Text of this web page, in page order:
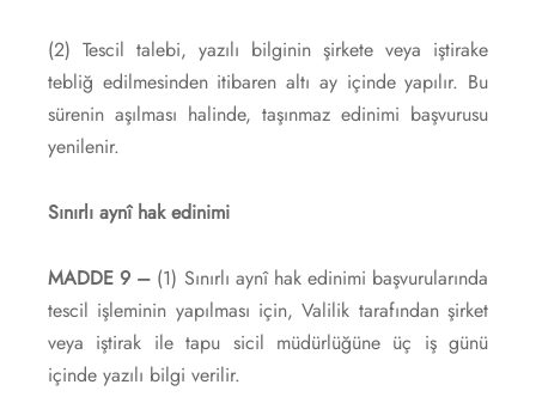
(2) Tescil talebi, yazılı bilginin şirkete veya iştirake
tebliğ edilmesinden itibaren altı ay içinde yapılır. Bu
sürenin aşılması halinde, taşınmaz edinimi başvurusu
yenilenir.
Sınırlı aynî hak edinimi
MADDE 9 – (1) Sınırlı aynî hak edinimi başvurularında
tescil işleminin yapılması için, Valilik tarafından şirket
veya iştirak ile tapu sicil müdürlüğüne üç iş günü
içinde yazılı bilgi verilir.